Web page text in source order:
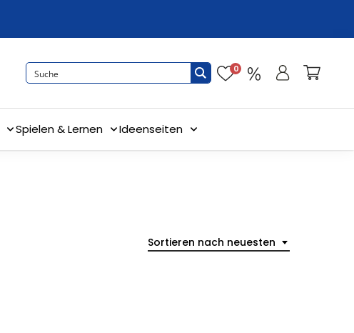
0
Spielen & Lernen Ideenseiten
Sortieren nach neuesten